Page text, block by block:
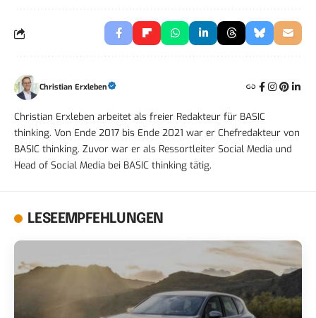
Christian Erxleben
Christian Erxleben arbeitet als freier Redakteur für BASIC
thinking. Von Ende 2017 bis Ende 2021 war er Chefredakteur von
BASIC thinking. Zuvor war er als Ressortleiter Social Media und
Head of Social Media bei BASIC thinking tätig.
LESEEMPFEHLUNGEN